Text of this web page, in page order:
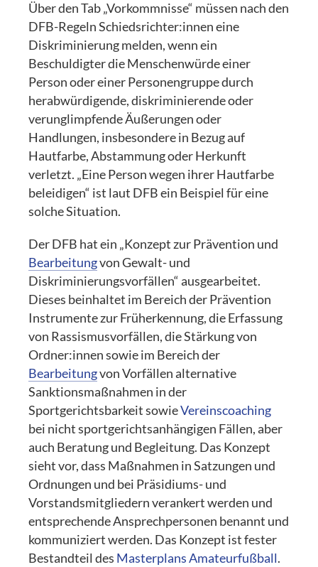
Über den Tab „Vorkommnisse“ müssen nach den
DFB-Regeln Schiedsrichter:innen eine
Diskriminierung melden, wenn ein
Beschuldigter die Menschenwürde einer
Person oder einer Personengruppe durch
herabwürdigende, diskriminierende oder
verunglimpfende Äußerungen oder
Handlungen, insbesondere in Bezug auf
Hautfarbe, Abstammung oder Herkunft
verletzt. „Eine Person wegen ihrer Hautfarbe
beleidigen“ ist laut DFB ein Beispiel für eine
solche Situation.
Der DFB hat ein „Konzept zur Prävention und
Bearbeitungvon Gewalt- und
Diskriminierungsvorfällen“ ausgearbeitet.
Dieses beinhaltet im Bereich der Prävention
Instrumente zur Früherkennung, die Erfassung
von Rassismusvorfällen, die Stärkung von
Ordner:innen sowie im Bereich der
Bearbeitungvon Vorfällen alternative
Sanktionsmaßnahmen in der
Sportgerichtsbarkeit sowieVereinscoaching
bei nicht sportgerichtsanhängigen Fällen, aber
auch Beratung und Begleitung. Das Konzept
sieht vor, dass Maßnahmen in Satzungen und
Ordnungen und bei Präsidiums- und
Vorstandsmitgliedern verankert werden und
entsprechende Ansprechpersonen benannt und
kommuniziert werden. Das Konzept ist fester
Bestandteil des Masterplans Amateurfußball.